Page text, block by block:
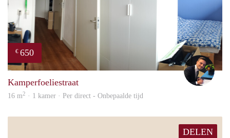
€ 650
Kamperfoeliestraat
16 m2 · 1 kamer · Per direct - Onbepaalde tijd
DELEN